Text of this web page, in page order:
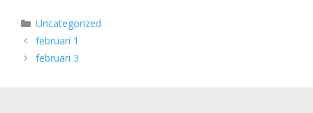
Categorieën
Uncategorized
februari 1
februari 3